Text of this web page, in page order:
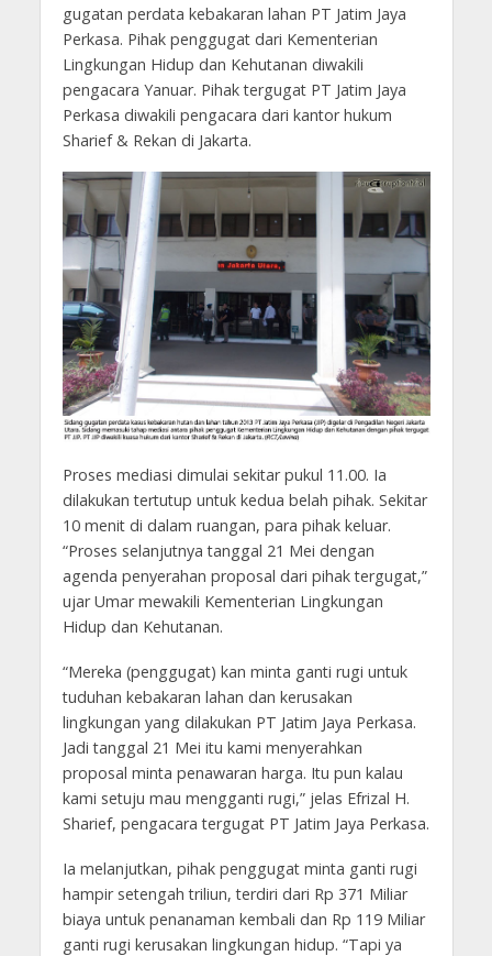
gugatan perdata kebakaran lahan PT Jatim Jaya
Perkasa. Pihak penggugat dari Kementerian
Lingkungan Hidup dan Kehutanan diwakili
pengacara Yanuar. Pihak tergugat PT Jatim Jaya
Perkasa diwakili pengacara dari kantor hukum
Sharief & Rekan di Jakarta.
Proses mediasi dimulai sekitar pukul 11.00. Ia
dilakukan tertutup untuk kedua belah pihak. Sekitar
10 menit di dalam ruangan, para pihak keluar.
“Proses selanjutnya tanggal 21 Mei dengan
agenda penyerahan proposal dari pihak tergugat,”
ujar Umar mewakili Kementerian Lingkungan
Hidup dan Kehutanan.
“Mereka (penggugat) kan minta ganti rugi untuk
tuduhan kebakaran lahan dan kerusakan
lingkungan yang dilakukan PT Jatim Jaya Perkasa.
Jadi tanggal 21 Mei itu kami menyerahkan
proposal minta penawaran harga. Itu pun kalau
kami setuju mau mengganti rugi,” jelas Efrizal H.
Sharief, pengacara tergugat PT Jatim Jaya Perkasa.
Ia melanjutkan, pihak penggugat minta ganti rugi
hampir setengah triliun, terdiri dari Rp 371 Miliar
biaya untuk penanaman kembali dan Rp 119 Miliar
ganti rugi kerusakan lingkungan hidup. “Tapi ya